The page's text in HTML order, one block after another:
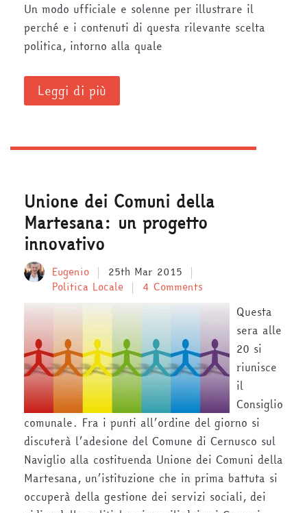
Un modo ufficiale e solenne per illustrare il
perché e i contenuti di questa rilevante scelta
politica, intorno alla quale
Leggi di più
Unione dei Comuni della
Martesana: un progetto
innovativo
Eugenio
25th Mar 2015
Politica Locale
4 Comments
Questa
sera alle
20 si
riunisce
il
Consiglio
comunale. Fra i punti all’ordine del giorno si
discuterà l’adesione del Comune di Cernusco sul
Naviglio alla costituenda Unione dei Comuni della
Martesana, un’istituzione che in prima battuta si
occuperà della gestione dei servizi sociali, dei